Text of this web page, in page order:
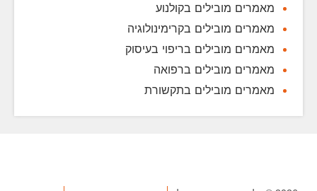
מאמרים מובילים בקולנוע
מאמרים מובילים בקרימינולוגיה
מאמרים מובילים בריפוי בעיסוק
מאמרים מובילים ברפואה
מאמרים מובילים בתקשורת